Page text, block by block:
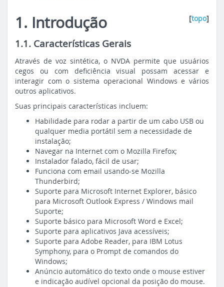
1. Introdução [topo]
1.1. Características Gerais
Através de voz sintética, o NVDA permite que usuários
cegos ou com deficiência visual possam acessar e
interagir com o sistema operacional Windows e vários
outros aplicativos.
Suas principais características incluem:
Habilidade para rodar a partir de um cabo USB ou
qualquer media portátil sem a necessidade de
instalação;
Navegar na Internet com o Mozilla Firefox;
Instalador falado, fácil de usar;
Funciona com email usando-se Mozilla
Thunderbird;
Suporte para Microsoft Internet Explorer, básico
para Microsoft Outlook Express / Windows mail
Suporte;
Suporte básico para Microsoft Word e Excel;
Suporte para aplicativos Java acessíveis;
Suporte para Adobe Reader, para IBM Lotus
Symphony, para o Prompt de comandos do
Windows;
Anúncio automático do texto onde o mouse estiver
e indicação audível opcional da posição do mouse.